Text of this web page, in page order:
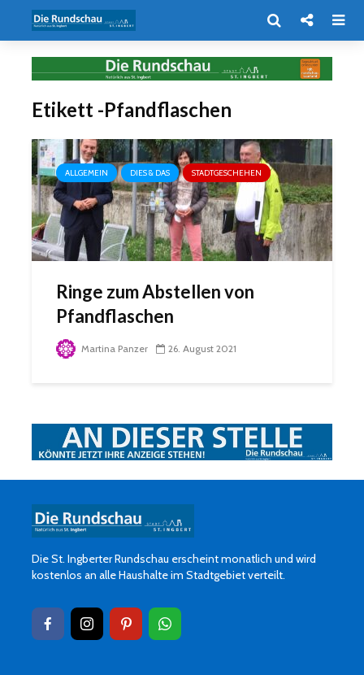
Etikett -Pfandflaschen
ALLGEMEIN DIES & DAS STADTGESCHEHEN
Ringe zum Abstellen von
Pfandflaschen
Martina Panzer 26. August 2021
Die St. Ingberter Rundschau erscheint monatlich und wird
kostenlos an alle Haushalte im Stadtgebiet verteilt.